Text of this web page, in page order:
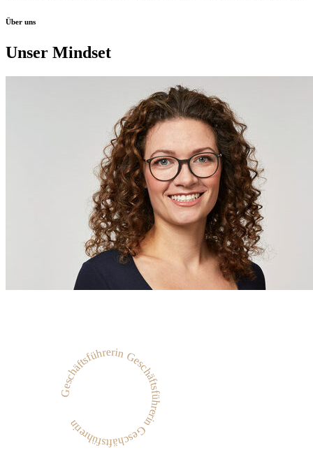
Über uns
Unser Mindset
Geschäftsführerin Geschäftsführerin Geschäftsführerin